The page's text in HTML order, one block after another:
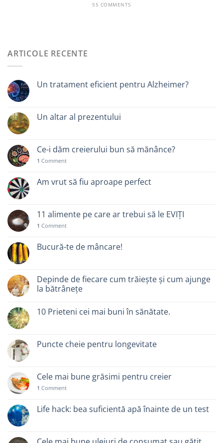
55 COMMENTS
ARTICOLE RECENTE
Un tratament eficient pentru Alzheimer?
Un altar al prezentului
Ce-i dăm creierului bun să mănânce?
1 Comment
Am vrut să fiu aproape perfect
11 alimente pe care ar trebui să le EVIȚI
1 Comment
Bucură-te de mâncare!
Depinde de fiecare cum trăiește și cum ajunge
la bătrânețe
10 Prieteni cei mai buni în sănătate.
Puncte cheie pentru longevitate
Cele mai bune grăsimi pentru creier
1 Comment
Life hack: bea suficientă apă înainte de un test